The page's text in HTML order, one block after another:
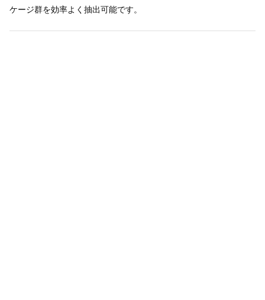
ケージ群を効率よく抽出可能です。